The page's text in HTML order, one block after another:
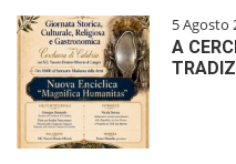
5 Agosto
A